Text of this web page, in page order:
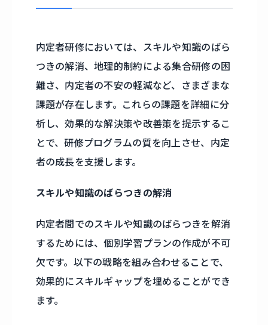
内定者研修においては、スキルや知識のばら
つきの解消、地理的制約による集合研修の困
難さ、内定者の不安の軽減など、さまざまな
課題が存在します。これらの課題を詳細に分
析し、効果的な解決策や改善策を提示するこ
とで、研修プログラムの質を向上させ、内定
者の成長を支援します。
スキルや知識のばらつきの解消
内定者間でのスキルや知識のばらつきを解消
するためには、個別学習プランの作成が不可
欠です。以下の戦略を組み合わせることで、
効果的にスキルギャップを埋めることができ
ます。